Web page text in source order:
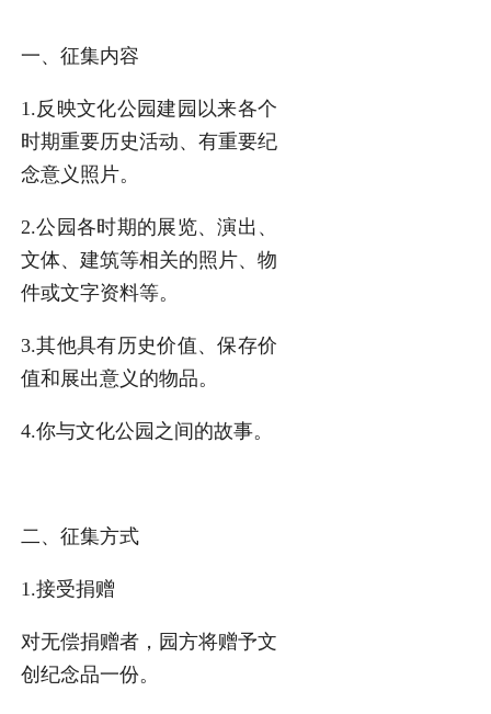
一、征集内容
1.反映文化公园建园以来各个
时期重要历史活动、有重要纪
念意义照片。
2.公园各时期的展览、演出、
文体、建筑等相关的照片、物
件或文字资料等。
3.其他具有历史价值、保存价
值和展出意义的物品。
4.你与文化公园之间的故事。
二、征集方式
1.接受捐赠
对无偿捐赠者，园方将赠予文
创纪念品一份。